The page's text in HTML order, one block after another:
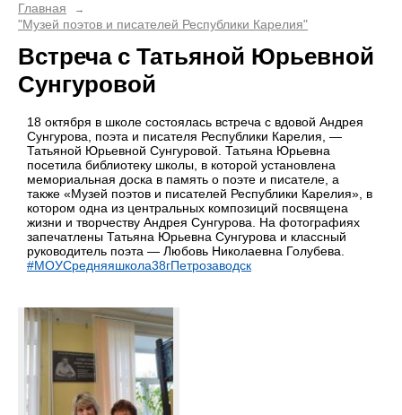
Главная →
"Музей поэтов и писателей Республики Карелия"
Встреча с Татьяной Юрьевной
Сунгуровой
18 октября в школе состоялась встреча с вдовой Андрея
Сунгурова, поэта и писателя Республики Карелия, —
Татьяной Юрьевной Сунгуровой. Татьяна Юрьевна
посетила библиотеку школы, в которой установлена
мемориальная доска в память о поэте и писателе, а
также «Музей поэтов и писателей Республики Карелия», в
котором одна из центральных композиций посвящена
жизни и творчеству Андрея Сунгурова. На фотографиях
запечатлены Татьяна Юрьевна Сунгурова и классный
руководитель поэта — Любовь Николаевна Голубева.
#МОУСредняяшкола38гПетрозаводск